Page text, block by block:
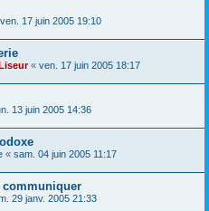
ven. 17 juin 2005 19:10
« ven. 17 juin 2005 18:17
13 juin 2005 14:36
« sam. 04 juin 2005 11:17
communiquer
29 janv. 2005 21:33